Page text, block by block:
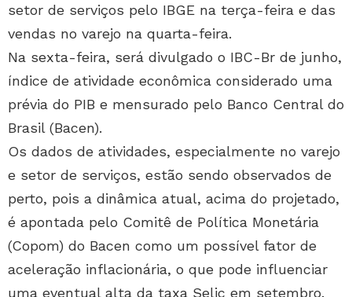
setor de serviços pelo IBGE na terça-feira e das
vendas no varejo na quarta-feira.
Na sexta-feira, será divulgado o IBC-Br de junho,
índice de atividade econômica considerado uma
prévia do PIB e mensurado pelo Banco Central do
Brasil (Bacen).
Os dados de atividades, especialmente no varejo
e setor de serviços, estão sendo observados de
perto, pois a dinâmica atual, acima do projetado,
é apontada pelo Comitê de Política Monetária
(Copom) do Bacen como um possível fator de
aceleração inflacionária, o que pode influenciar
uma eventual alta da taxa Selic em setembro.